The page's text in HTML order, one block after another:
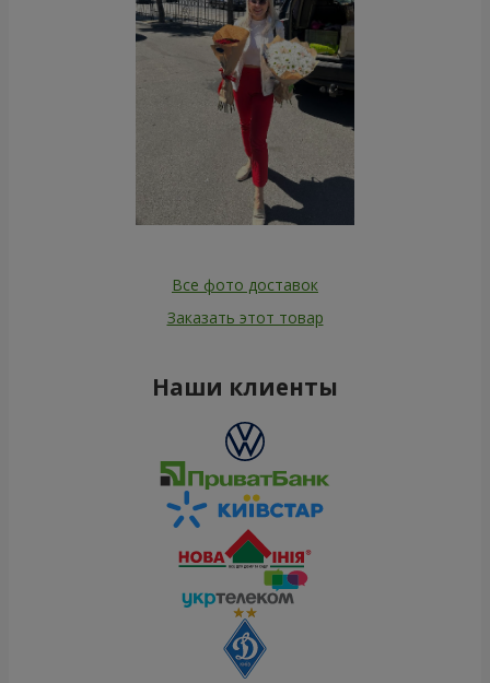
Все фото доставок
Заказать этот товар
Наши клиенты